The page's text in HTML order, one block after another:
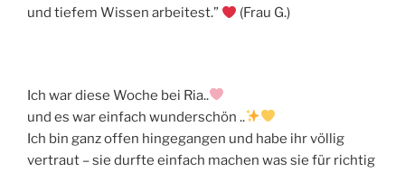
und tiefem Wissen arbeitest.”
(Frau G.)
Ich war diese Woche bei Ria..
und es war einfach wunderschön ..
Ich bin ganz offen hingegangen und habe ihr völlig
vertraut – sie durfte einfach machen was sie für richtig